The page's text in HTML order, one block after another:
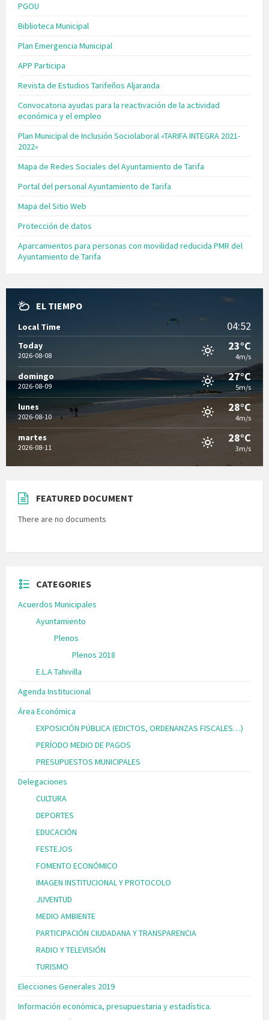
PGOU
Biblioteca Municipal
Plan Emergencia Municipal
APP Participa
Revista de Estudios Tarifeños Aljaranda
Convocatoria ayudas para la reactivación de la actividad
económica y el empleo
Plan Municipal de Inclusión Sociolaboral «TARIFA INTEGRA 2021-
2022»
Mapa de Redes Sociales del Ayuntamiento de Tarifa
Portal del personal Ayuntamiento de Tarifa
Mapa del Sitio Web
Protección de datos
Aparcamientos para personas con movilidad reducida PMR del
Ayuntamiento de Tarifa
EL TIEMPO
Local Time 04:52
Today
2026-08-08
23°C
4m/s
domingo
2026-08-09
27°C
5m/s
lunes
2026-08-10
28°C
4m/s
martes
2026-08-11
28°C
3m/s
FEATURED DOCUMENT
There are no documents
CATEGORIES
Acuerdos Municipales
Ayuntamiento
Plenos
Plenos 2018
E.L.A Tahivilla
Agenda Institucional
Área Económica
EXPOSICIÓN PÚBLICA (EDICTOS, ORDENANZAS FISCALES…)
PERÍODO MEDIO DE PAGOS
PRESUPUESTOS MUNICIPALES
Delegaciones
CULTURA
DEPORTES
EDUCACIÓN
FESTEJOS
FOMENTO ECONÓMICO
IMAGEN INSTITUCIONAL Y PROTOCOLO
JUVENTUD
MEDIO AMBIENTE
PARTICIPACIÓN CIUDADANA Y TRANSPARENCIA
RADIO Y TELEVISIÓN
TURISMO
Elecciones Generales 2019
Información económica, presupuestaria y estadística.